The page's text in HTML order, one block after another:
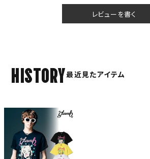
レビューを書く
HISTORY最近見たアイテム